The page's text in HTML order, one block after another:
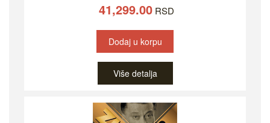
41,299.00 RSD
Dodaj u korpu
Više detalja